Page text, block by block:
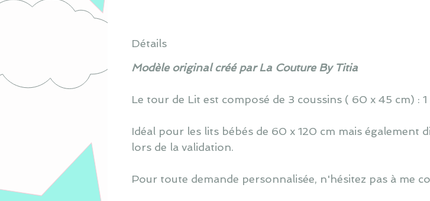
Détails
Modèle original créé par La Couture By Titia
Le tour de Lit est composé de 3 coussins ( 60 x 45 cm) :
Idéal pour les lits bébés de 60 x 120 cm mais
lors de la validation.
Pour toute demande personnalisée, n'hésitez pas à me